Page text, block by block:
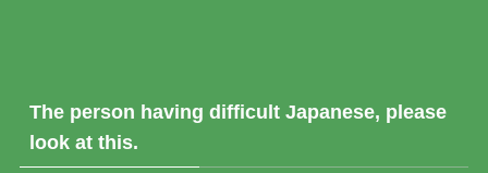
The person having difficult Japanese, please
look at this.